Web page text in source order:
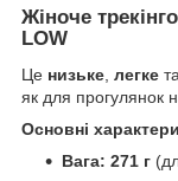
Жіноче
LOW
Це низьке легке та
як для прогулянок
Основні
Вага: 271 г